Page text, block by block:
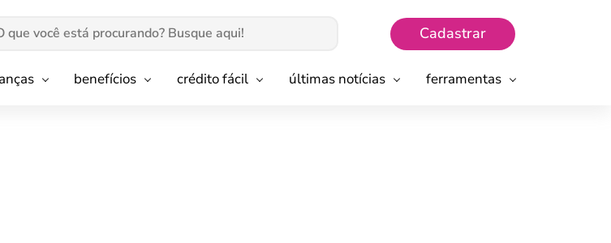
Cadastrar
benefícios crédito fácil últimas notícias ferramentas